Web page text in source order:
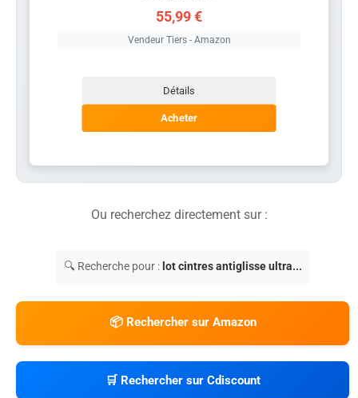
55,99 €
Vendeur Tiers - Amazon
Détails
Acheter
Ou recherchez directement sur :
🔍 Recherche pour : lot cintres antiglisse ultra...
📦 Rechercher sur Amazon
🛒 Rechercher sur Cdiscount